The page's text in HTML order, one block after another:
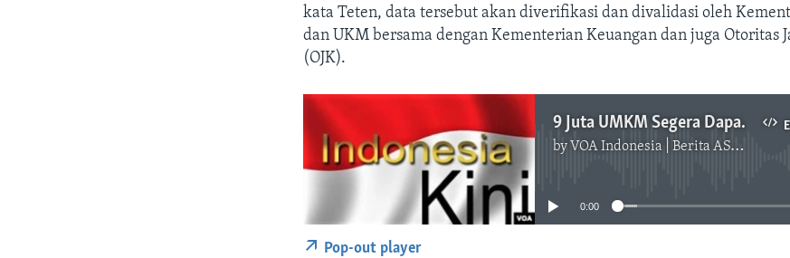
kata Teten, data tersebut akan diverifikasi dan divalidasi oleh
dan UKM bersama dengan Kementerian Keuangan dan juga Otoritas
(OJK).
9 Juta UMKM Segera Dapat Bantuan Modal Dari Pemerintah
by VOA Indonesia | Berita AS, Dunia, Indonesia, Diaspora Indonesia di AS
No media source currently available
0:00
Pop-out player